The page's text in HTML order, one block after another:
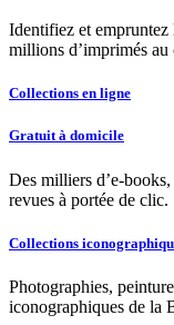
Identifiez et empruntez
millions d’imprimés au
Collections en ligne
Gratuit à domicile
Des milliers d’e-
revues à portée de clic.
Collections
Photographies,
iconographiques de la